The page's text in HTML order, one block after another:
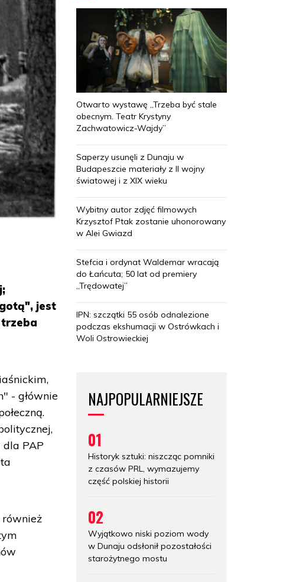
jest
- głównie
PAP
również
Otwarto wystawę „Trzeba być stale
obecnym. Teatr Krystyny
Zachwatowicz-Wajdy”
Saperzy usunęli z Dunaju w
Budapeszcie materiały z II wojny
światowej i z XIX wieku
Wybitny autor zdjęć filmowych
Krzysztof Ptak zostanie uhonorowany
w Alei Gwiazd
Stefcia i ordynat Waldemar wracają
do Łańcuta; 50 lat od premiery
„Trędowatej”
IPN: szczątki 55 osób odnalezione
podczas ekshumacji w Ostrówkach i
Woli Ostrowieckiej
NAJPOPULARNIEJSZE
01
Historyk sztuki: niszcząc pomniki
z czasów PRL, wymazujemy
część polskiej historii
02
Wyjątkowo niski poziom wody
w Dunaju odsłonił pozostałości
starożytnego mostu